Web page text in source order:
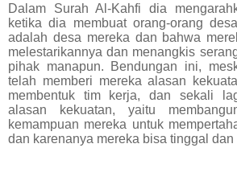
Dalam Surah Al-Kahfi dia
ketika dia membuat orang-orang
adalah desa mereka dan bahwa
melestarikannya dan menangkis
pihak manapun. Bendungan ini,
telah memberi mereka alasan
membentuk tim kerja, dan sekali
alasan kekuatan, yaitu
kemampuan mereka untuk
dan karenanya mereka bisa tinggal dan